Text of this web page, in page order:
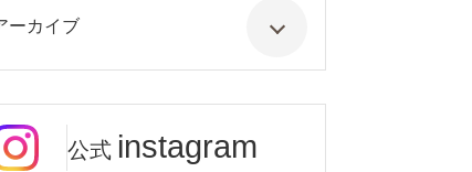
ーカイブ
公式 instagram